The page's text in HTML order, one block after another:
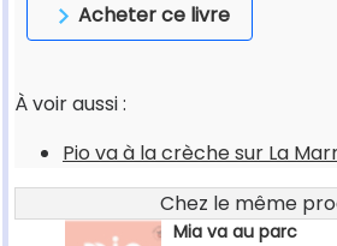
Acheter ce livre
À voir aussi :
Pio va à la crèche sur La
Chez le même
Mia va au parc